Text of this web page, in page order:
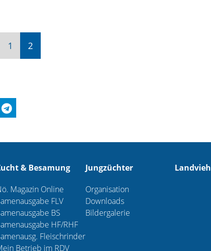
1 2
& Besamung
Magazin Online
FLV
BS
HF/RHF
Fleischrinder
Betrieb im RDV
Jungzüchter
Organisation
Downloads
Bildergalerie
Landvieh